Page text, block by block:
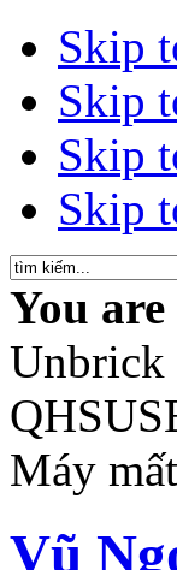
Skip
Skip
Skip
Skip
You are
Unbrick
Máy
Vũ